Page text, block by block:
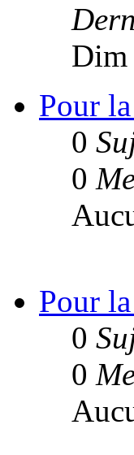
Dim
Pour
0
0
Pour
0
0